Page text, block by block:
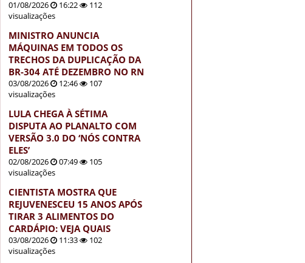
01/08/2026 16:22
112
visualizações
MINISTRO ANUNCIA
MÁQUINAS EM TODOS OS
TRECHOS DA DUPLICAÇÃO DA
BR-304 ATÉ DEZEMBRO NO RN
03/08/2026 12:46
107
visualizações
LULA CHEGA À SÉTIMA
DISPUTA AO PLANALTO COM
VERSÃO 3.0 DO ‘NÓS CONTRA
ELES’
02/08/2026 07:49
105
visualizações
CIENTISTA MOSTRA QUE
REJUVENESCEU 15 ANOS APÓS
TIRAR 3 ALIMENTOS DO
CARDÁPIO: VEJA QUAIS
03/08/2026 11:33
102
visualizações